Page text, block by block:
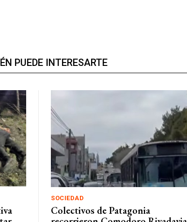
PUEDE INTERESARTE
SOCIEDAD
Colectivos de Patagonia